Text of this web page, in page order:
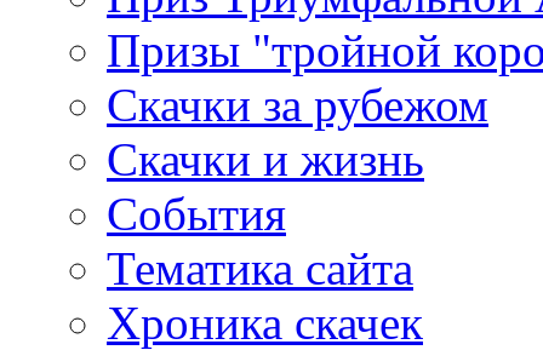
Призы "тройной
Скачки за рубежом
Скачки и жизнь
События
Тематика сайта
Хроника скачек